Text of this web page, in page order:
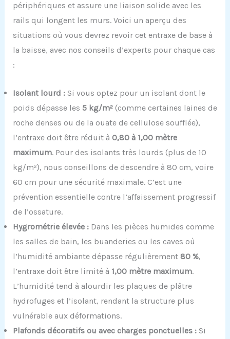
périphériques et assure une liaison solide avec les
rails qui longent les murs. Voici un aperçu des
situations où vous devrez revoir cet entraxe de base à
la baisse, avec nos conseils d’experts pour chaque cas
:
Isolant lourd :Si vous optez pour un isolant dont le
poids dépasse les 5 kg/m²(comme certaines laines de
roche denses ou de la ouate de cellulose soufflée),
l’entraxe doit être réduit à 0,80 à 1,00 mètre
maximum. Pour des isolants très lourds (plus de 10
kg/m²), nous conseillons de descendre à 80 cm, voire
60 cm pour une sécurité maximale. C’est une
prévention essentielle contre l’affaissement progressif
de l’ossature.
Hygrométrie élevée :Dans les pièces humides comme
les salles de bain, les buanderies ou les caves où
l’humidité ambiante dépasse régulièrement 80 %,
l’entraxe doit être limité à 1,00 mètre maximum.
L’humidité tend à alourdir les plaques de plâtre
hydrofuges et l’isolant, rendant la structure plus
vulnérable aux déformations.
Plafonds décoratifs ou avec charges ponctuelles :Si